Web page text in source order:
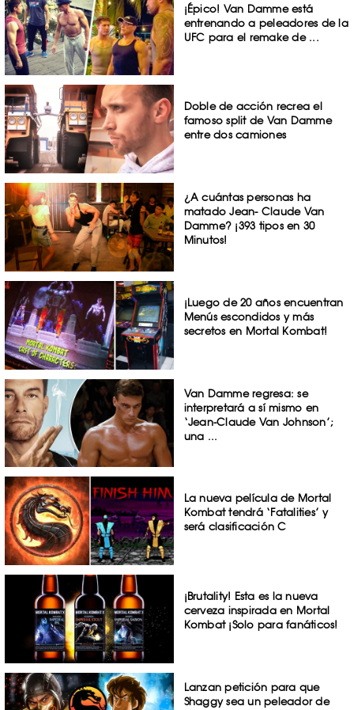
¡Épico! Van Damme está
entrenando a peleadores de la
UFC para el remake de ...
Doble de acción recrea el
famoso split de Van Damme
entre dos camiones
¿A cuántas personas ha
matado Jean- Claude Van
Damme? ¡393 tipos en 30
Minutos!
¡Luego de 20 años encuentran
Menús escondidos y más
secretos en Mortal Kombat!
Van Damme regresa: se
interpretará a sí mismo en
‘Jean-Claude Van Johnson’;
una ...
La nueva película de Mortal
Kombat tendrá ‘Fatalities’ y
será clasificación C
¡Brutality! Esta es la nueva
cerveza inspirada en Mortal
Kombat ¡Solo para fanáticos!
Lanzan petición para que
Shaggy sea un peleador de